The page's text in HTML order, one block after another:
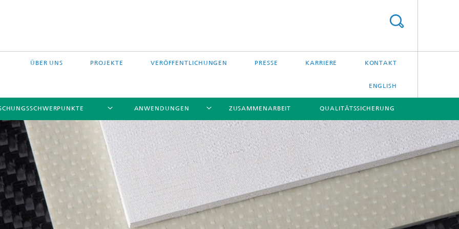
ÜBER UNS PROJEKTE VERÖFFENTLICHUNGEN PRESSE KARRIERE KONTAKT
ENGLISH
[X]
ANWENDUNGEN
[X]
ZUSAMMENARBEIT QUALITÄTSSICHERUNG